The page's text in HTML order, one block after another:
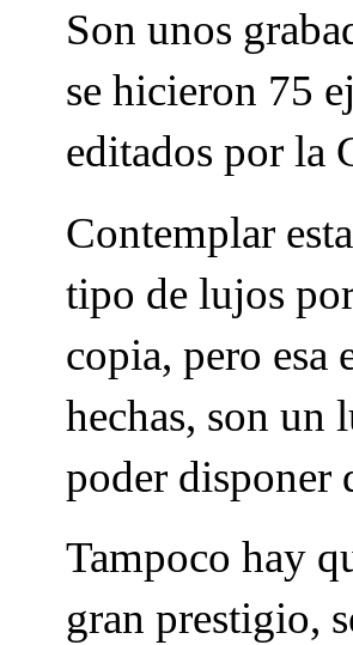
Son unos
se hicieron 75
editados por la
Contemplar
tipo de lujos
copia, pero esa
hechas, son un
poder disponer
Tampoco hay
gran prestigio,